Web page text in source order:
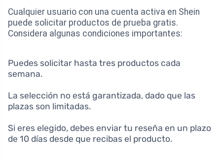
Cualquier usuario con una cuenta activa en Shein
puede solicitar productos de prueba gratis.
Considera algunas condiciones importantes:
Puedes solicitar hasta tres productos cada
semana.
La selección no está garantizada, dado que las
plazas son limitadas.
Si eres elegido, debes enviar tu reseña en un plazo
de 10 días desde que recibas el producto.